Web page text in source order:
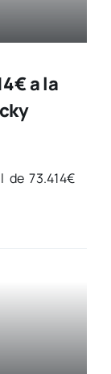
a la
73.414€